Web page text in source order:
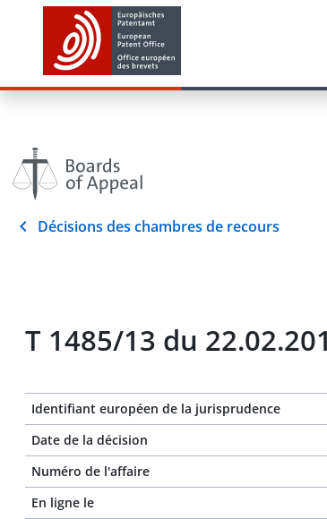
Décisions des chambres de recours
T 1485/13 du
Identifiant européen de la jurisprudence
Date de la décision
Numéro de l'affaire
En ligne le